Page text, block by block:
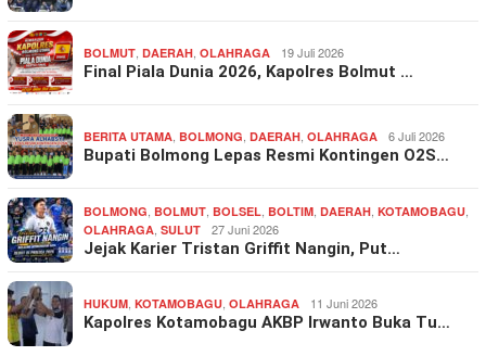
BOLMUT DAERAH OLAHRAGA 19 Juli 2026
Final Piala Dunia 2026, Kapolres Bolmut …
BERITA UTAMA BOLMONG DAERAH OLAHRAGA 6 Juli 2026
Bupati Bolmong Lepas Resmi Kontingen O2S…
BOLMONG BOLMUT BOLSEL BOLTIM DAERAH KOTAMOBAGU
OLAHRAGA SULUT 27 Juni 2026
Jejak Karier Tristan Griffit Nangin, Put…
HUKUM KOTAMOBAGU OLAHRAGA 11 Juni 2026
Kapolres Kotamobagu AKBP Irwanto Buka Tu…